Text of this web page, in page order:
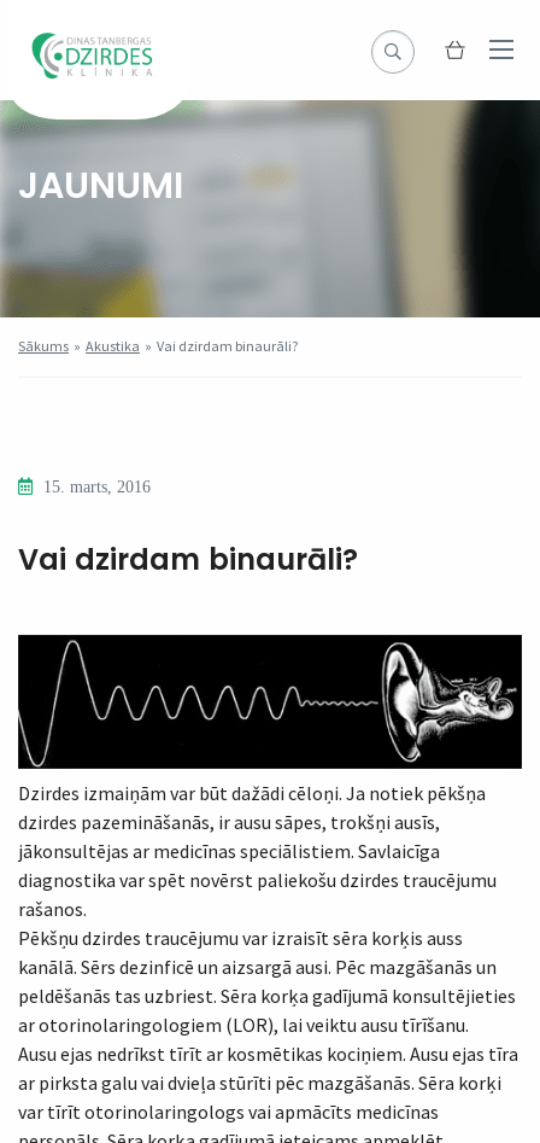
JAUNUMI
Sākums » Akustika » Vai dzirdam binaurāli?
15. marts, 2016
Vai dzirdam binaurāli?
Dzirdes izmaiņām var būt dažādi cēloņi. Ja notiek pēkšņa
dzirdes pazemināšanās, ir ausu sāpes, trokšņi ausīs,
jākonsultējas ar medicīnas speciālistiem. Savlaicīga
diagnostika var spēt novērst paliekošu dzirdes traucējumu
rašanos.
Pēkšņu dzirdes traucējumu var izraisīt sēra korķis auss
kanālā. Sērs dezinficē un aizsargā ausi. Pēc mazgāšanās un
peldēšanās tas uzbriest. Sēra korķa gadījumā konsultējieties
ar otorinolaringologiem (LOR), lai veiktu ausu tīrīšanu.
Ausu ejas nedrīkst tīrīt ar kosmētikas kociņiem. Ausu ejas tīra
ar pirksta galu vai dvieļa stūrīti pēc mazgāšanās. Sēra korķi
var tīrīt otorinolaringologs vai apmācīts medicīnas